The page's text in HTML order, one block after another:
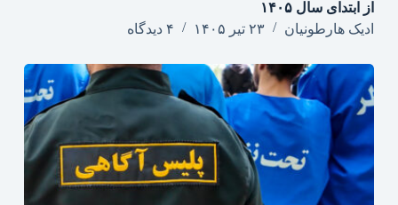
از ابتدای سال ۱۴۰۵
ادیک هارطونیان
۲۳ تیر ۱۴۰۵ ۴ دیدگاه